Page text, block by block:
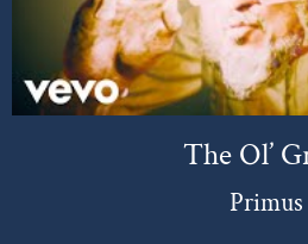
The Ol’
Primus